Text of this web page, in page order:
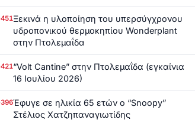
451Ξεκινά η υλοποίηση του υπερσύγχρονου
υδροπονικού θερμοκηπίου Wonderplant
στην Πτολεμαΐδα
421“Volt Cantine” στην Πτολεμαΐδα (εγκαίνια
16 Ιουλίου 2026)
396Έφυγε σε ηλικία 65 ετών ο “Snoopy”
Στέλιος Χατζηπαναγιωτίδης